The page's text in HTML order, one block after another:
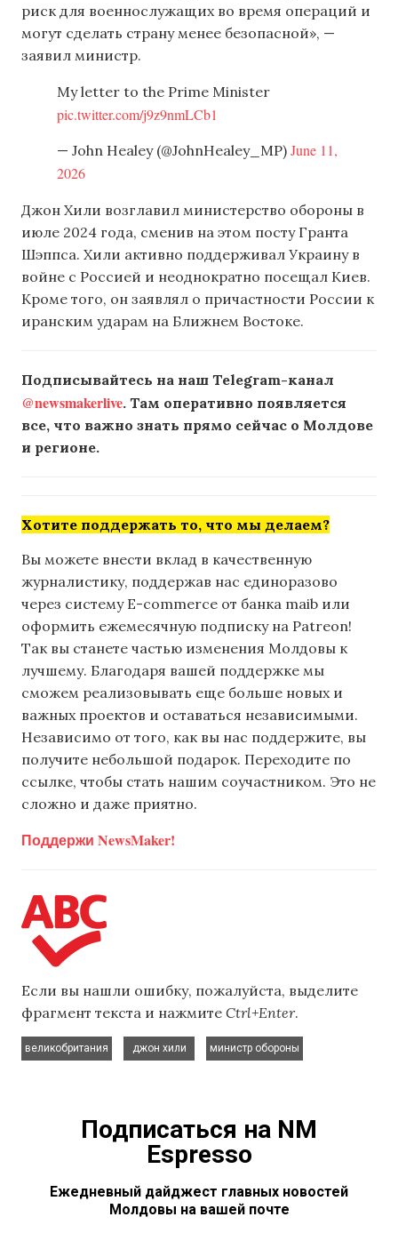
риск для военнослужащих во время операций и
могут сделать страну менее безопасной», —
заявил министр.
My letter to the Prime Minister
pic.twitter.com/j9z9nmLCb1
— John Healey (@JohnHealey_MP) June 11,
2026
Джон Хили возглавил министерство обороны в
июле 2024 года, сменив на этом посту Гранта
Шэппса. Хили активно поддерживал Украину в
войне с Россией и неоднократно посещал Киев.
Кроме того, он заявлял о причастности России к
иранским ударам на Ближнем Востоке.
Подписывайтесь на наш Telegram-канал
@newsmakerlive. Там оперативно появляется
все, что важно знать прямо сейчас о Молдове
и регионе.
Хотите поддержать то, что мы делаем?
Вы можете внести вклад в качественную
журналистику, поддержав нас единоразово
через систему E-commerce от банка maib или
оформить ежемесячную подписку на Patreon!
Так вы станете частью изменения Молдовы к
лучшему. Благодаря вашей поддержке мы
сможем реализовывать еще больше новых и
важных проектов и оставаться независимыми.
Независимо от того, как вы нас поддержите, вы
получите небольшой подарок. Переходите по
ссылке, чтобы стать нашим соучастником. Это не
сложно и даже приятно.
Поддержи NewsMaker!
Если вы нашли ошибку, пожалуйста, выделите
фрагмент текста и нажмите Ctrl+Enter.
великобритания
джон хили
министр обороны
Подписаться на NM
Espresso
Ежедневный дайджест главных новостей
Молдовы на вашей почте